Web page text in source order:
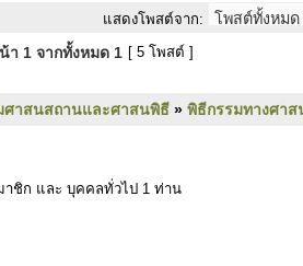
แสดงโพสต์จาก:
า 1 จากทั้งหมด 1 [ 5 โพสต์ ]
ศาสนสถานและศาสนพิธี » พิธีกรรมทางศา
าชิก และ บุคคลทั่วไป 1 ท่าน